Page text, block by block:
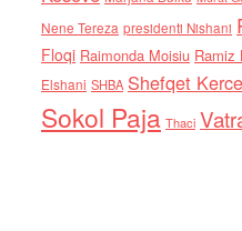
Nene Tereza presidenti Nishani
Floqi Raimonda Moisiu Ramiz
Elshani SHBA Shefqet
Sokol Paja Thaci